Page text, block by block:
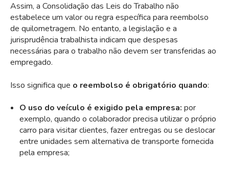
Assim, a Consolidação das Leis do Trabalho não
estabelece um valor ou regra específica para reembolso
de quilometragem. No entanto, a legislação e a
jurisprudência trabalhista indicam que despesas
necessárias para o trabalho não devem ser transferidas ao
empregado.
Isso significa que o reembolso é obrigatório quando:
O uso do veículo é exigido pela empresa: por
exemplo, quando o colaborador precisa utilizar o próprio
carro para visitar clientes, fazer entregas ou se deslocar
entre unidades sem alternativa de transporte fornecida
pela empresa;